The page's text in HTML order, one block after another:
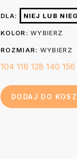
Długość (B)
nadruk prasując go
papier do pieczenia.
DLA: NIEJ LUB
KOLOR:WYBIERZ
ROZMIAR: WYBIERZ
104 116 128 140 156
DODAJ DO